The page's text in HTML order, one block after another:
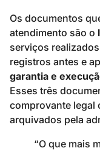
Os documentos
atendimento são o
serviços
registros antes e
garantia e
Esses três
comprovante legal
arquivados pela
“O que mais